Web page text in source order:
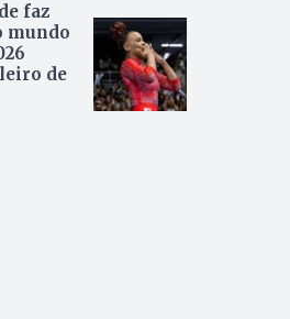
faz
mundo
de